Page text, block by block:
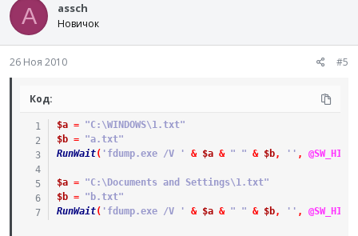
A assch
Новичок
26 Ноя 2010 #5
Код:
$a =
"C:\WINDOWS\1.txt"
$b =
"a.txt"
RunWait( 'fdump.exe /V ' & $a & " " & $b, '' , @SW_HIDE
$a =
"C:\Documents and Settings\1.txt"
$b =
"b.txt"
RunWait( 'fdump.exe /V ' & $a & " " & $b, '' , @SW_HIDE